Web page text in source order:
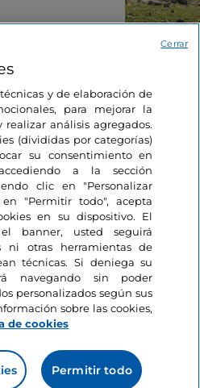
y de elaboración de
para mejorar la
análisis agregados.
(divididas por categorías)
su consentimiento en
a la sección
clic en "Personalizar
"Permitir todo", acepta
en su dispositivo. El
banner, usted seguirá
ni otras herramientas de
técnicas. Si deniega su
navegando sin poder
personalizados según sus
sobre las cookies,
de cookies
Permitir todo
Cerrar